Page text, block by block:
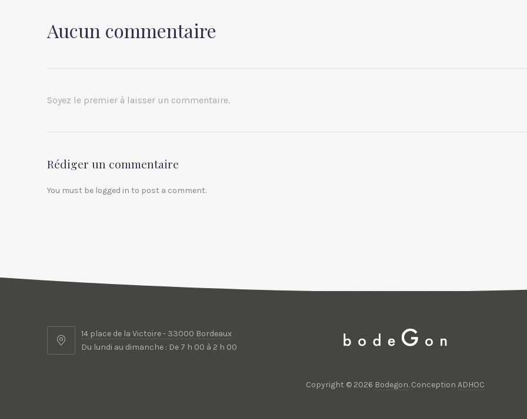
Aucun commentaire
Soyez le premier à laisser un commentaire.
Rédiger un commentaire
You must be logged in to post a comment.
14
14 place de la Victoire - 33000 Bordeaux
Du lundi au dimanche : De 7 h 00 à 2 h 00
Copyright © 2026 Bodegon. Conception ADHOC